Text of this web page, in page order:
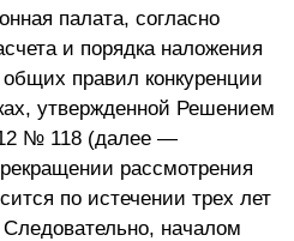
палата, согласно
и порядка наложения
правил конкуренции
утвержденной Решением
№ 118 (далее —
рассмотрения
по истечении трех лет
началом